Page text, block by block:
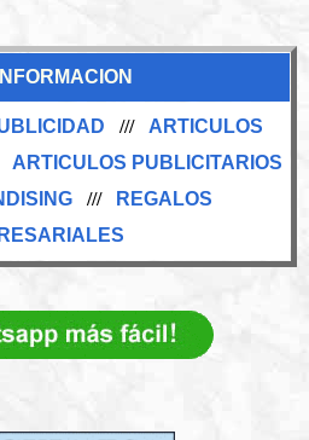
/// ARTICULOS
ARTICULOS PUBLICITARIOS
///
REGALOS